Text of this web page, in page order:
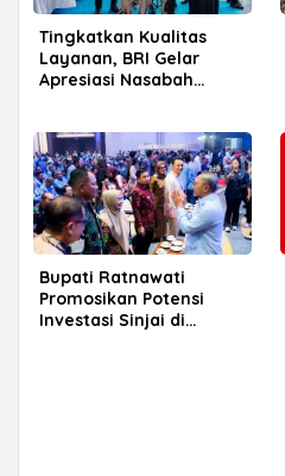
Tingkatkan Kualitas
Layanan, BRI Gelar
Apresiasi Nasabah
Bupati Ratnawati
Promosikan Potensi
Investasi Sinjai di